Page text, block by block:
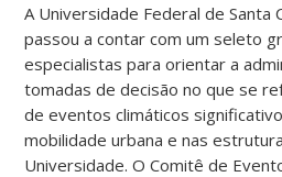
A Universidade Federal de Santa
passou a contar com um seleto
especialistas para orientar a
tomadas de decisão no que se
de eventos climáticos
mobilidade urbana e nas
Universidade. O Comitê de